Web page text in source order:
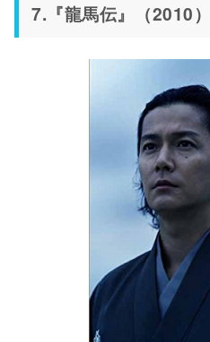
7.『龍馬伝』（2010）